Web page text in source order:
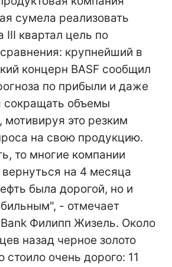
сумела реализовать
III квартал цель по
крупнейший в
концерн BASF сообщил
по прибыли и даже
сокращать объемы
мотивируя это резким
на свою продукцию.
то многие компании
на 4 месяца
была дорогой, но и
- отмечает
Bank Филипп Жизель. Около
назад черное золото
стоило очень дорого: 11